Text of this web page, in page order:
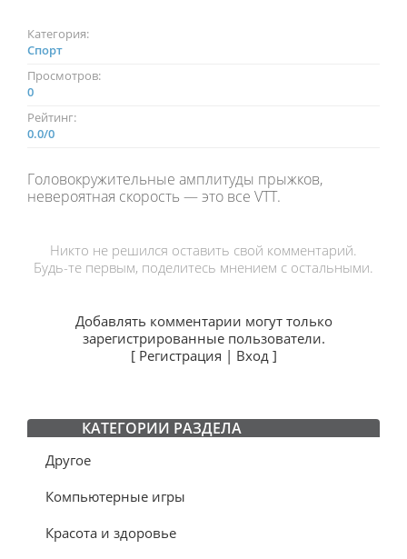
Категория:
Спорт
Просмотров:
0
Рейтинг:
0.0/0
Головокружительные амплитуды прыжков,
невероятная скорость — это все VTT.
Никто не решился оставить свой комментарий.
Будь-те первым, поделитесь мнением с остальными.
Добавлять комментарии могут только
зарегистрированные пользователи.
[ Регистрация | Вход]
КАТЕГОРИИ РАЗДЕЛА
Другое
Компьютерные игры
Красота и здоровье